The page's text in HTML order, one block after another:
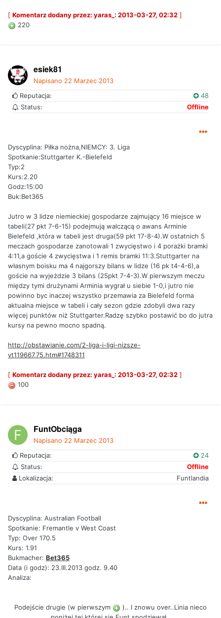
[ Komentarz dodany przez: yaras_: 2013-03-27, 02:32 ]
220
esiek81
Napisano 22 Marzec 2013
Reputacja:
48
Status:
Offline
Dyscyplina: Piłka nożna,NIEMCY: 3. Liga
Spotkanie:Stuttgarter K.-Bielefeld
Typ:2
Kurs:2.20
Godz:15:00
Buk:Bet365
Jutro w 3 lidze niemieckiej gospodarze zajmujący 16 miejsce w
tabeli(27 pkt 7-6-15) podejmują walczącą o awans Arminie
Bielefeld ,która w tabeli jest druga(59 pkt 17-8-4).W ostatnich 5
meczach gospodarze zanotowali 1 zwycięstwo i 4 porażki bramki
4:11,a goście 4 zwycięstwa i 1 remis bramki 11:3.Stuttgarter na
własnym boisku ma 4 najgorszy bilans w lidze (16 pk t4-4-6),a
goście na wyjeżdzie 3 bilans (25pkt 7-4-3).W pierwszym meczu
między tymi drużynami Arminia wygrał u siebie 1-0,i jutro nie
powinno byc inaczej wszystko przemawia za Bielefeld forma
aktualna miejsce w tabeli i cały sezon gdzie zdobyli dwa razy
więcej punktów niż Stuttgarter.Radzę szybko postawić bo do jutra
kursy na pewno mocno spadną.
http://obstawianie.com/2-liga-i-ligi-nizsze-
vt119667,75.htm#1748311
[ Komentarz dodany przez: yaras_: 2013-03-27, 02:32 ]
100
FuntObciąga
Napisano 22 Marzec 2013
Reputacja:
24
Status:
Offline
Lokalizacja:
Funtlandia
Dyscyplina: Australian Football
Spotkanie: Fremantle v West Coast
Typ: Over 170.5
Kurs: 1.91
Bukmacher: Bet365
Data (i godz): 23.III.2013 godz. 9.40
Analiza:
Podejście drugie (w pierwszym
).. I znowu over..Linia nieco